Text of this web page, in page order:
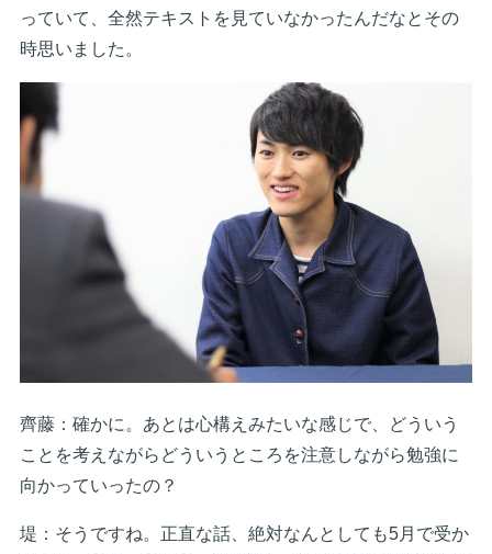
っていて、全然テキストを見ていなかったんだなとその
時思いました。
齊藤：確かに。あとは心構えみたいな感じで、どういう
ことを考えながらどういうところを注意しながら勉強に
向かっていったの？
堤：そうですね。正直な話、絶対なんとしても5月で受か